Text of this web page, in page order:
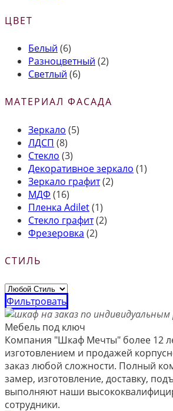
ЦВЕТ
Белый (6)
Разноцветный (2)
Светлый (6)
МАТЕРИАЛ ФАСАДА
Зеркало (5)
ЛДСП (8)
Стекло (3)
Декоративное зеркало (1)
Зеркало графит(2)
МДФ (16)
Пленка Adilet(1)
Стекло графит(2)
Фрезеровка (2)
СТИЛЬ
Фильтровать
Мебель под ключ
Компания "Шкаф Мечты" более 12
изготовлением и продажей
заказ любой сложности. Полный
замер, изготовление, доставку,
выполняют наши
сотрудники.